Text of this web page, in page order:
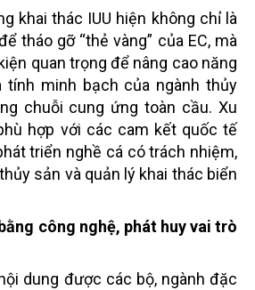
khai thác IUU hiện không chỉ là
tháo gỡ “thẻ vàng” của EC, mà
quan trọng để nâng cao năng
tính minh bạch của ngành thủy
chuỗi cung ứng toàn cầu. Xu
hợp với các cam kết quốc tế
triển nghề cá có trách nhiệm,
sản và quản lý khai thác biển
công nghệ, phát huy vai trò
dung được các bộ, ngành đặc